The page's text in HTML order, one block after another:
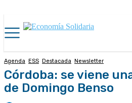
Agenda ESS Destacada Newsletter
Córdoba: se viene
de Domingo Benso